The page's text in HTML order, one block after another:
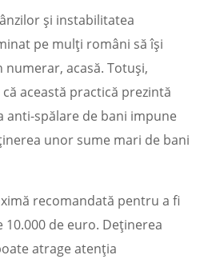
și instabilitatea
pe mulți români să își
acasă. Totuși,
această practică prezintă
anti-spălare de bani impune
unor sume mari de bani
recomandată pentru a fi
10.000 de euro. Deținerea
atrage atenția